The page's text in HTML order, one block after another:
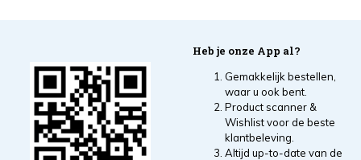
Heb je onze App al?
Gemakkelijk bestellen,
waar u ook bent.
Product scanner &
Wishlist voor de beste
klantbeleving.
Altijd up-to-date van de